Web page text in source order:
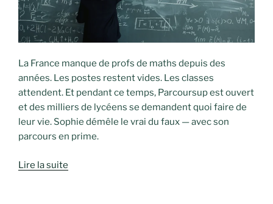
La France manque de profs de maths depuis des
années. Les postes restent vides. Les classes
attendent. Et pendant ce temps, Parcoursup est ouvert
et des milliers de lycéens se demandent quoi faire de
leur vie. Sophie démêle le vrai du faux — avec son
parcours en prime.
Lire la suite